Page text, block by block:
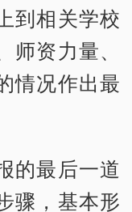
到相关学校
资力量、
情况作出最
最后一道
骤，基本形